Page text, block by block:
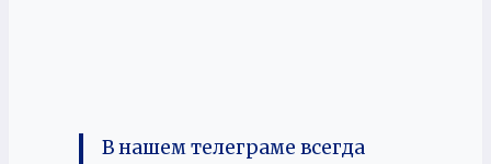
В нашем телеграме всегда